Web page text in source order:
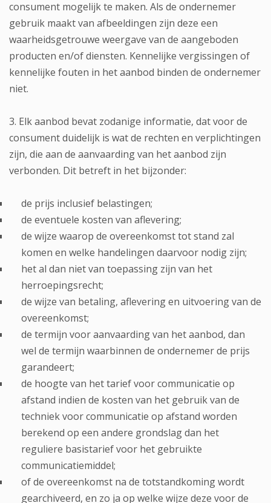
consument mogelijk te maken. Als de ondernemer
gebruik maakt van afbeeldingen zijn deze een
waarheidsgetrouwe weergave van de aangeboden
producten en/of diensten. Kennelijke vergissingen of
kennelijke fouten in het aanbod binden de ondernemer
niet.
3. Elk aanbod bevat zodanige informatie, dat voor de
consument duidelijk is wat de rechten en verplichtingen
zijn, die aan de aanvaarding van het aanbod zijn
verbonden. Dit betreft in het bijzonder:
de prijs inclusief belastingen;
de eventuele kosten van aflevering;
de wijze waarop de overeenkomst tot stand zal
komen en welke handelingen daarvoor nodig zijn;
het al dan niet van toepassing zijn van het
herroepingsrecht;
de wijze van betaling, aflevering en uitvoering van de
overeenkomst;
de termijn voor aanvaarding van het aanbod, dan
wel de termijn waarbinnen de ondernemer de prijs
garandeert;
de hoogte van het tarief voor communicatie op
afstand indien de kosten van het gebruik van de
techniek voor communicatie op afstand worden
berekend op een andere grondslag dan het
reguliere basistarief voor het gebruikte
communicatiemiddel;
of de overeenkomst na de totstandkoming wordt
gearchiveerd, en zo ja op welke wijze deze voor de